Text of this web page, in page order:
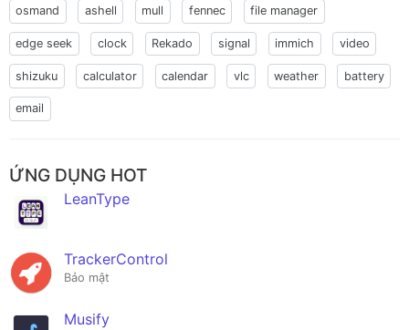
osmand ashell mull fennec file manager
edge seek clock Rekado signal immich video
shizuku calculator calendar vlc weather battery
email
ỨNG DỤNG HOT
LeanType
TrackerControl
Bảo mật
Musify